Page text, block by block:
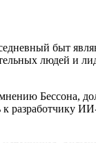
быт
людей и
Бессона,
разработчику